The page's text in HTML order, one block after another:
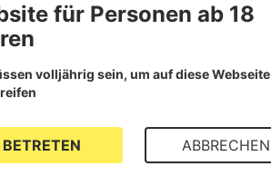
für Personen ab 18
volljährig sein, um auf diese Webseite
BETRETEN ABBRECHEN